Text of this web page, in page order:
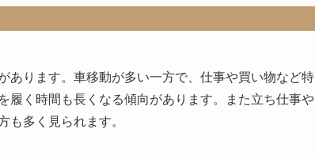
あります。車移動が多い一方で、仕事や買い物など特
履く時間も長くなる傾向があります。また立ち仕事や
も多く見られます。